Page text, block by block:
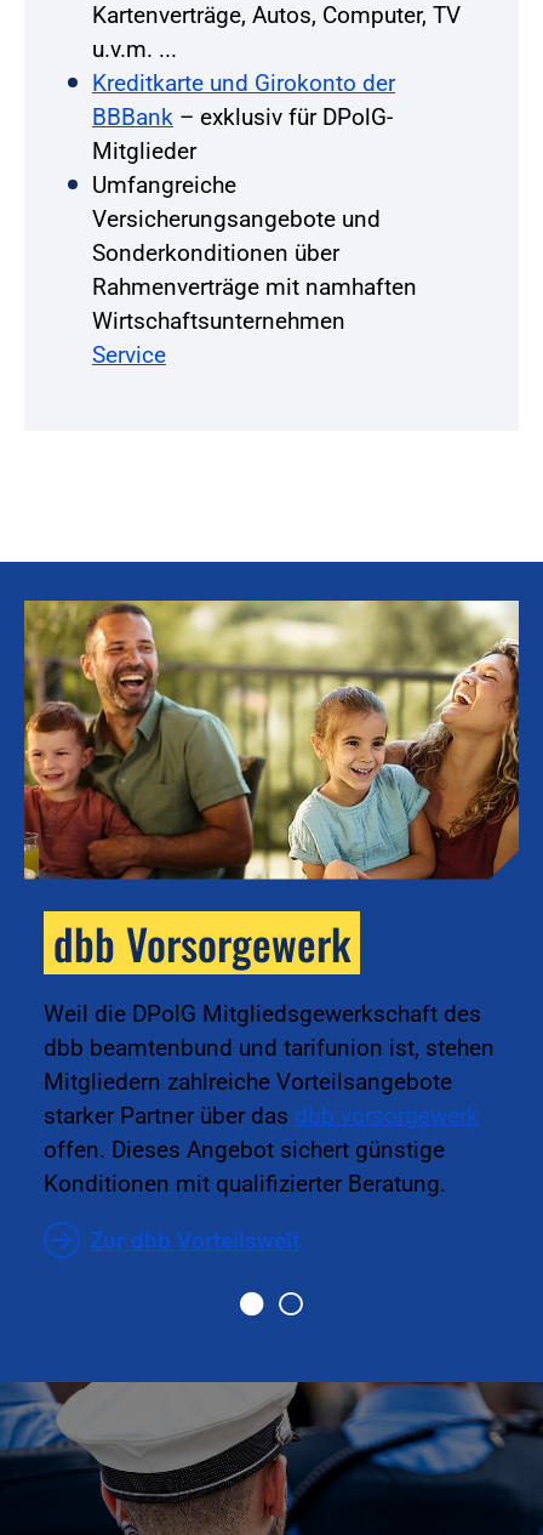
Kartenverträge, Autos, Computer, TV
u.v.m. ...
Kreditkarte und Girokonto der
BBBank – exklusiv für DPolG-
Mitglieder
Umfangreiche
Versicherungsangebote und
Sonderkonditionen über
Rahmenverträge mit namhaften
Wirtschaftsunternehmen
Service
dbb Vorsorgewerk
Weil die DPolG Mitgliedsgewerkschaft des
dbb beamtenbund und tarifunion ist, stehen
Mitgliedern zahlreiche Vorteilsangebote
starker Partner über das dbb vorsorgewerk
offen. Dieses Angebot sichert günstige
Konditionen mit qualifizierter Beratung.
Zur dbb Vorteilswelt